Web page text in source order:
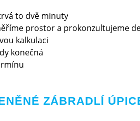
to dvě minuty
prostor a prokonzultujeme
kalkulaci
konečná
ZÁBRADLÍ